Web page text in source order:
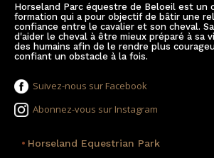
Horseland Parc équestre de Beloeil est un
formation qui a pour objectif de bâtir une
confiance entre le cavalier et son cheval.
d'aider le cheval à être mieux préparé à sa
des humains afin de le rendre plus
confiant un obstacle à la fois.
Suivez-nous sur Facebook
Abonnez-vous sur Instagram
• Horseland Equestrian Park